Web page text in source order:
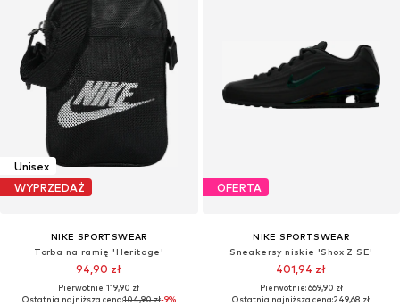
Unisex
WYPRZEDAŻ
NIKE SPORTSWEAR
Torba na ramię 'Heritage'
94,90 zł
Pierwotnie: 119,90 zł
Ostatnia najniższa cena:104,90 zł-9%
OFERTA
NIKE SPORTSWEAR
Sneakersy niskie 'Shox Z SE'
401,94 zł
Pierwotnie: 669,90 zł
Ostatnia najniższa cena:249,68 zł